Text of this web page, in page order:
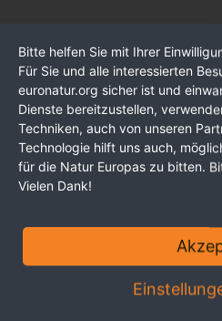
Bitte helfen Sie mit Ihrer
Für Sie und alle interessierten
euronatur.org sicher ist und
Dienste bereitzustellen,
Techniken, auch von unseren
Technologie hilft uns auch,
für die Natur Europas zu bitten.
Vielen Dank!